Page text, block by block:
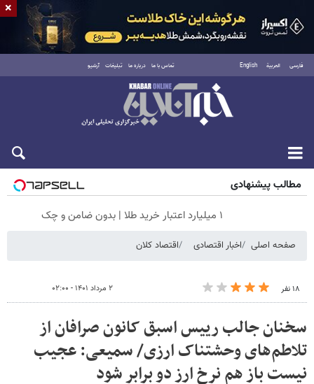
فارسی العربية English تماس با ما درباره ما تبلیغات آرشیو
جمعه ۱۶ مرداد ۱۴۰۵
مطالب پیشنهادی
۱ میلیارد اعتبار خرید طلا | بدون ضامن و چک
صفحه اصلی اخبار اقتصادی اقتصاد کلان
۱۸ نفر ۲ مرداد ۱۴۰۱ - ۰۲:۰۰
سخنان جالب رییس اسبق کانون صرافان از
تلاطم‌های وحشتناک ارزی/ سمیعی: عجیب
نیست باز هم نرخ ارز دو برابر شود
×